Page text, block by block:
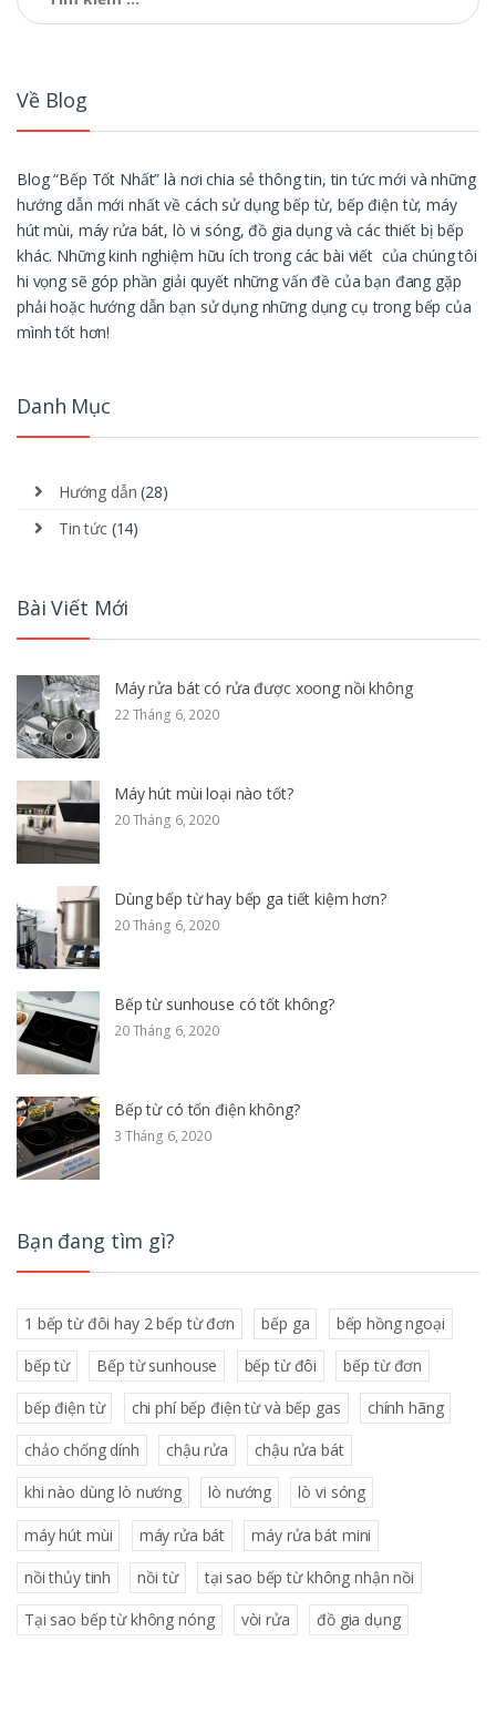
cho:
Về Blog
Blog “Bếp Tốt Nhất” là nơi chia sẻ thông tin, tin tức mới và những
hướng dẫn mới nhất về cách sử dụng bếp từ, bếp điện từ, máy
hút mùi, máy rửa bát, lò vi sóng, đồ gia dụng và các thiết bị bếp
khác. Những kinh nghiệm hữu ích trong các bài viết của chúng tôi
hi vọng sẽ góp phần giải quyết những vấn đề của bạn đang gặp
phải hoặc hướng dẫn bạn sử dụng những dụng cụ trong bếp của
mình tốt hơn!
Danh Mục
Hướng dẫn (28)
Tin tức(14)
Bài Viết Mới
Máy rửa bát có rửa được xoong nồi không
22 Tháng 6, 2020
Máy hút mùi loại nào tốt?
20 Tháng 6, 2020
Dùng bếp từ hay bếp ga tiết kiệm hơn?
20 Tháng 6, 2020
Bếp từ sunhouse có tốt không?
20 Tháng 6, 2020
Bếp từ có tốn điện không?
3 Tháng 6, 2020
Bạn đang tìm gì?
1 bếp từ đôi hay 2 bếp từ đơn bếp ga bếp hồng ngoại
bếp từ Bếp từ sunhouse bếp từ đôi bếp từ đơn
bếp điện từ chi phí bếp điện từ và bếp gas chính hãng
chảo chống dính chậu rửa chậu rửa bát
khi nào dùng lò nướng lò nướng lò vi sóng
máy hút mùi máy rửa bát máy rửa bát mini
nồi thủy tinh nồi từ tại sao bếp từ không nhận nồi
Tại sao bếp từ không nóng vòi rửa đồ gia dụng